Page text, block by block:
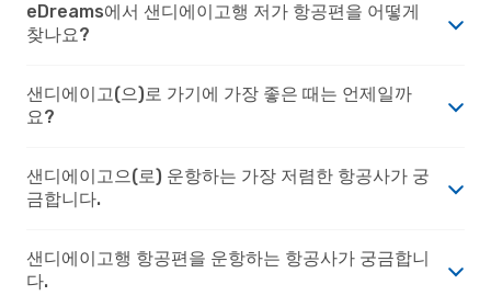
eDreams에서 샌디에이고행 저가 항공편을 어떻게
찾나요?
샌디에이고(으)로 가기에 가장 좋은 때는 언제일까
요?
샌디에이고으(로) 운항하는 가장 저렴한 항공사가 궁
금합니다.
샌디에이고행 항공편을 운항하는 항공사가 궁금합니
다.